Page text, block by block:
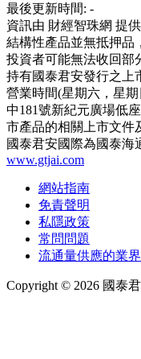
最後更新時間: -
資訊由 財經智珠網 提
結構性產品並無抵押品
投資者可能無法收回部
持有國泰君安發行之上
營業時間(星期六，星
中181號新紀元廣場低
市產品的相關上市文件
國泰君安國際為國泰海
www.gtjai.com
網站指南
免責聲明
私隱政策
常問問題
流通量供應的業界
Copyright © 2026 國泰